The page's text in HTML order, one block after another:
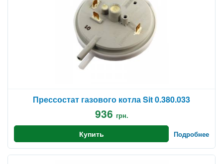
Прессостат газового котла Sit 0.380.033
936 грн.
Купить Подробнее